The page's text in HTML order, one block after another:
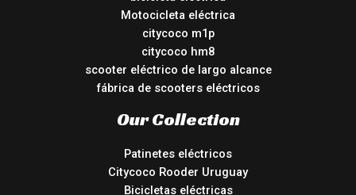
Motocicleta eléctrica
citycoco m1p
citycoco hm8
scooter eléctrico de largo alcance
fábrica de scooters eléctricos
Our Collection
Patinetes eléctricos
Citycoco Rooder Uruguay
Bicicletas eléctricas